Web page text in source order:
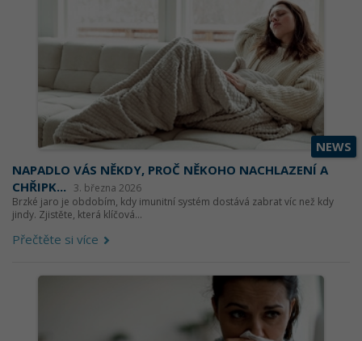
NEWS
NAPADLO VÁS NĚKDY, PROČ NĚKOHO NACHLAZENÍ A
CHŘIPK...
3. března 2026
Brzké jaro je obdobím, kdy imunitní systém dostává zabrat víc než kdy
jindy. Zjistěte, která klíčová...
Přečtěte si více